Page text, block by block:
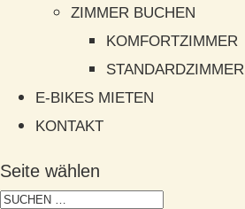
ZIMMER BUCHEN
KOMFORTZIMMER
STANDARDZIMMER
E-BIKES MIETEN
KONTAKT
Seite wählen